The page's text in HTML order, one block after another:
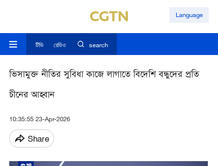
Language
টিভি রেডিও search
ভিসামুক্ত নীতির সুবিধা কাজে লাগাতে বিদেশি বন্ধুদের প্রতি
চীনের আহ্বান
10:35:55 23-Apr-2026
Share